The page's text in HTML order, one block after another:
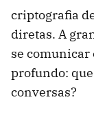
criptografia
diretas. A
se comunicar
profundo:
conversas?